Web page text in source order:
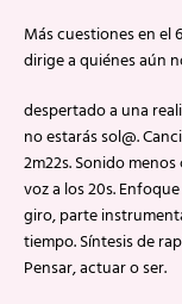
Más cuestiones en el
dirige a quiénes aún
despertado a una
no estarás sol@.
2m22s. Sonido
voz a los 20s.
giro, parte
tiempo. Síntesis de
Pensar, actuar o ser.